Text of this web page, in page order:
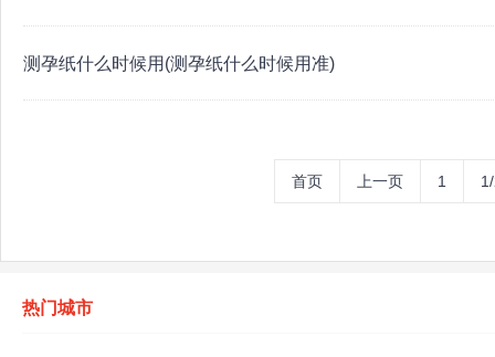
测孕纸什么时候用(测孕纸什么时候用准)
首页 上一页 1
热门城市